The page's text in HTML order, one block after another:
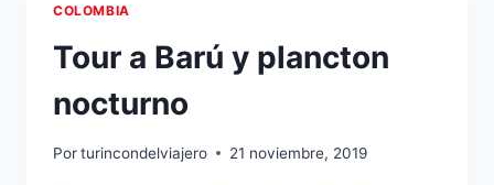
COLOMBIA
Tour a Barú y plancton
nocturno
Porturincondelviajero 21 noviembre, 2019